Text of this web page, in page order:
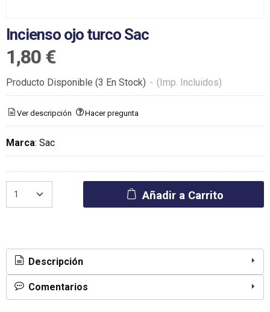
Incienso ojo turco Sac
1,80 €
Producto Disponible (3 En Stock) - (Imp. Incluidos)
Ver descripción Hacer pregunta
Marca: Sac
Añadir a Carrito
Descripción
Comentarios